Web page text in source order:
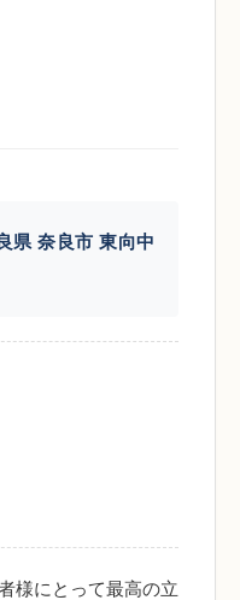
奈良市 東向中
様にとって最高の立